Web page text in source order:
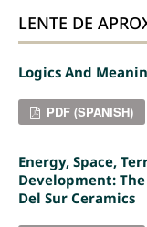
LENTE DE
Logics And
PDF (SPANISH)
Energy, Space,
Development:
Del Sur Ceramics